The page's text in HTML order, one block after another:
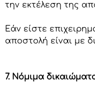
την εκτέλεση της
Εάν είστε
αποστολή είναι με
7. Νόμιμα